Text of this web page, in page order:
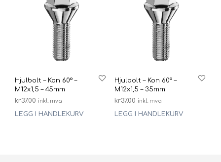
Hjulbolt – Kon 60° –
M12x1,5 – 45mm
kr37.00 inkl. mva
LEGG I HANDLEKURV
Hjulbolt – Kon 60° –
M12x1,5 – 35mm
kr37.00 inkl. mva
LEGG I HANDLEKURV